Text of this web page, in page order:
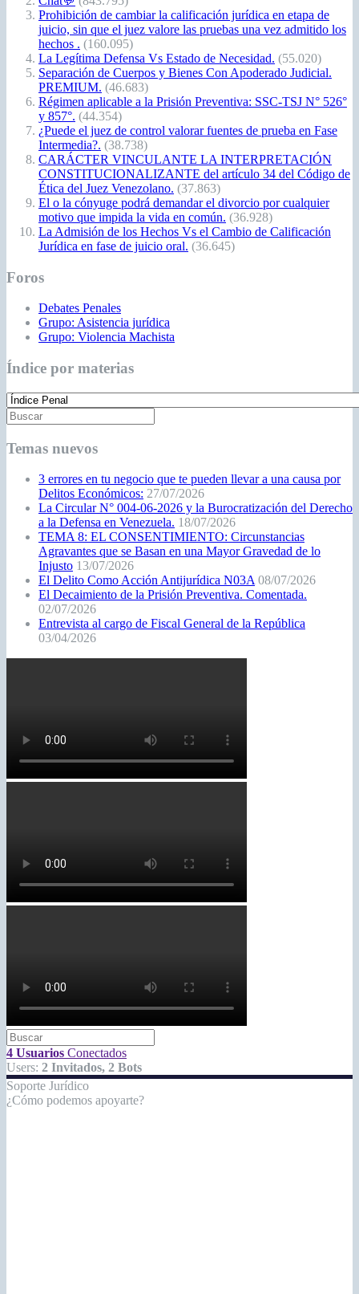
Prohibición de cambiar la calificación jurídica en etapa de
juicio, sin que el juez valore las pruebas una vez admitido los
hechos . (160.095)
La Legítima Defensa Vs Estado de Necesidad. (55.020)
Separación de Cuerpos y Bienes Con Apoderado Judicial.
PREMIUM. (46.683)
Régimen aplicable a la Prisión Preventiva: SSC-TSJ N° 526°
y 857°. (44.354)
¿Puede el juez de control valorar fuentes de prueba en Fase
Intermedia?. (38.738)
CARÁCTER VINCULANTE LA INTERPRETACIÓN
CONSTITUCIONALIZANTE del artículo 34 del Código de
Ética del Juez Venezolano. (37.863)
El o la cónyuge podrá demandar el divorcio por cualquier
motivo que impida la vida en común. (36.928)
La Admisión de los Hechos Vs el Cambio de Calificación
Jurídica en fase de juicio oral. (36.645)
Foros
Debates Penales
Grupo: Asistencia jurídica
Grupo: Violencia Machista
Índice por materias
Temas nuevos
3 errores en tu negocio que te pueden llevar a una causa por
Delitos Económicos: 27/07/2026
La Circular N° 004-06-2026 y la Burocratización del Derecho
a la Defensa en Venezuela. 18/07/2026
TEMA 8: EL CONSENTIMIENTO: Circunstancias
Agravantes que se Basan en una Mayor Gravedad de lo
Injusto 13/07/2026
El Delito Como Acción Antijurídica N03A 08/07/2026
El Decaimiento de la Prisión Preventiva. Comentada.
02/07/2026
Entrevista al cargo de Fiscal General de la República
03/04/2026
4 Usuarios Conectados
Users: 2 Invitados, 2 Bots
Soporte Jurídico
¿Cómo podemos apoyarte?